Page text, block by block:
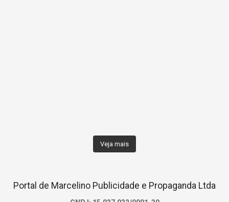
Veja mais
Portal de Marcelino Publicidade e Propaganda Ltda